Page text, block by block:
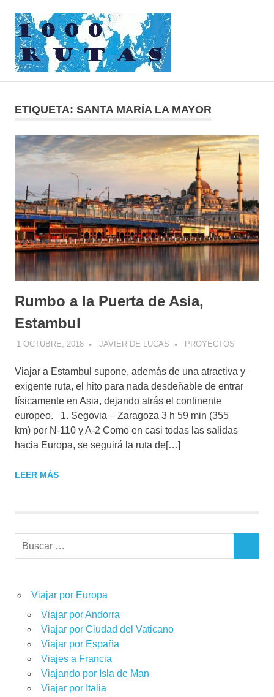
contenido
ruedas
ETIQUETA: SANTA MARÍA LA MAYOR
Rumbo a la Puerta de Asia,
Estambul
1 OCTUBRE, 2018 JAVIER DE LUCAS PROYECTOS
Viajar a Estambul supone, además de una atractiva y
exigente ruta, el hito para nada desdeñable de entrar
físicamente en Asia, dejando atrás el continente
europeo. 1. Segovia – Zaragoza 3 h 59 min (355
km) por N-110 y A-2 Como en casi todas las salidas
hacia Europa, se seguirá la ruta de[…]
LEER MÁS
Buscar:
Viajar por Europa
Viajar por Andorra
Viajar por Ciudad del Vaticano
Viajar por España
Viajes a Francia
Viajando por Isla de Man
Viajar por Italia